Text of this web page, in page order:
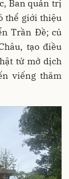
Ban quản trị
thể giới thiệu
Trần Đề; củ
tạo điều
tử mở dịch
viếng thăm